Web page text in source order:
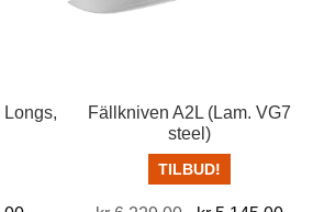
Longs,
Fällkniven A2L (Lam. VG7
steel)
TILBUD!